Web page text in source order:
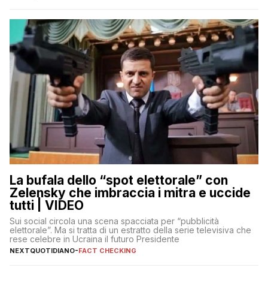
La bufala dello “spot elettorale” con
Zelensky che imbraccia i mitra e uccide
tutti | VIDEO
Sui social circola una scena spacciata per “pubblicità
elettorale”. Ma si tratta di un estratto della serie televisiva che
rese celebre in Ucraina il futuro Presidente
NEXTQUOTIDIANO-FACT CHECKING